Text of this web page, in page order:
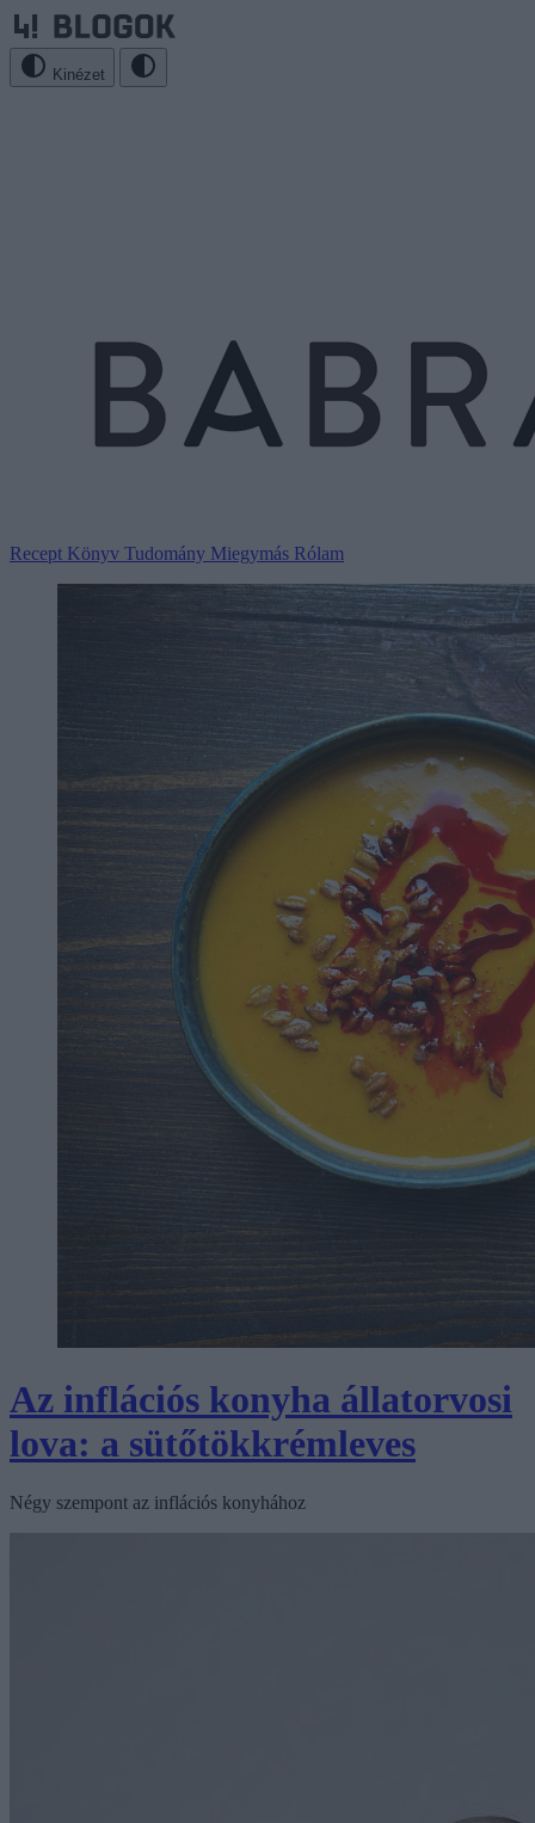
Kinézet
Recept Könyv Tudomány Miegymás Rólam
Az inflációs konyha állatorvosi
lova: a sütőtökkrémleves
Négy szempont az inflációs konyhához